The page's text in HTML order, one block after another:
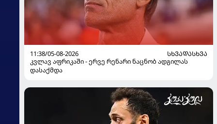
11:38/05-08-2026
ᲡᲮᲕᲐᲓᲐᲡᲮᲕᲐ
კვლავ აფრიკაში - ერვე რენარი ნაცნობ ადგილას
დასაქმდა